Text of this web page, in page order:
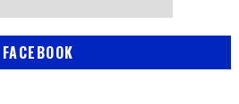
FACEBOOK